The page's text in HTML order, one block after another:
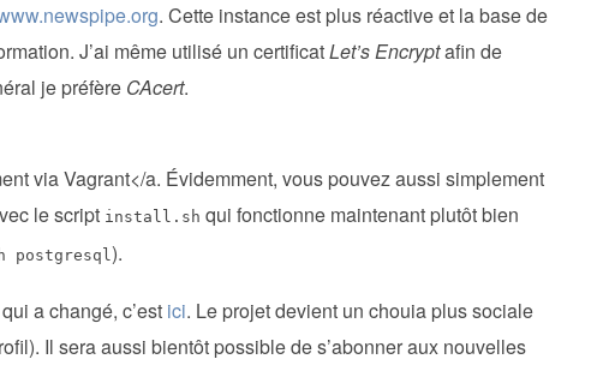
. Cette instance est plus réactive et la base de
J’ai même utilisé un certificatLet’s Encryptafin de
je préfère CAcert.
via Vagrant</a. Évidemment, vous pouvez aussi simplement
le script install.sh qui fonctionne maintenant plutôt bien
).
a changé, c’est ici. Le projet devient un chouia plus sociale
Il sera aussi bientôt possible de s’abonner aux nouvelles